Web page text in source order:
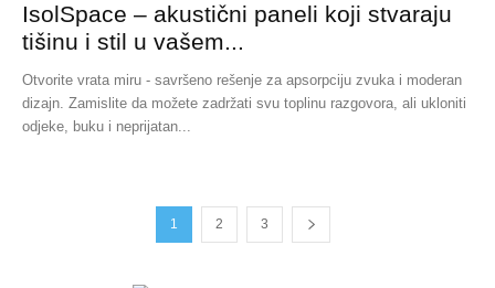
IsolSpace – akustični paneli koji stvaraju
tišinu i stil u vašem...
Otvorite vrata miru - savršeno rešenje za apsorpciju zvuka i moderan
dizajn. Zamislite da možete zadržati svu toplinu razgovora, ali ukloniti
odjeke, buku i neprijatan...
1 2 3